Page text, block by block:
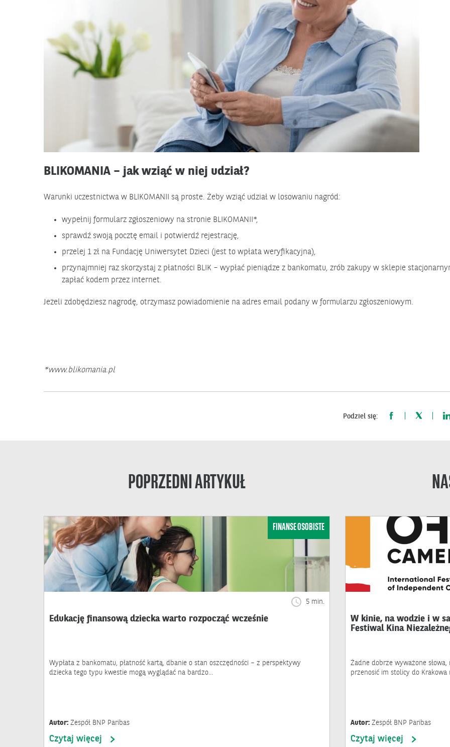
BLIKOMANIA – jak wziąć w niej udział?
Warunki uczestnictwa w BLIKOMANII są proste. Żeby wziąć udział w losowaniu nagród:
wypełnij formularz zgłoszeniowy na stronie BLIKOMANII*,
sprawdź swoją pocztę email i potwierdź rejestrację,
przelej 1 zł na Fundację Uniwersytet Dzieci (jest to wpłata weryfikacyjna),
przynajmniej raz skorzystaj z płatności BLIK – wypłać pieniądze z bankomatu, zrób zakupy w sklepie
zapłać kodem przez internet.
Jeżeli zdobędziesz nagrodę, otrzymasz powiadomienie na adres email podany w formularzu zgłoszeniowym.
*www.blikomania.pl
Podziel się:
POPRZEDNI ARTYKUŁ
FINANSE OSOBISTE
5 min.
Edukację finansową dziecka warto rozpocząć wcześnie
Wypłata z bankomatu, płatność kartą, dbanie o stan oszczędności – z perspektywy
dziecka tego typu kwestie mogą wyglądać na bardzo…
Autor: Zespół BNP Paribas
Czytaj więcej
W kinie, na wodzie i w
Festiwal Kina
Żadne dobrze wyważone
przenosić im stolicy do Krakowa
Autor: Zespół BNP Paribas
Czytaj więcej